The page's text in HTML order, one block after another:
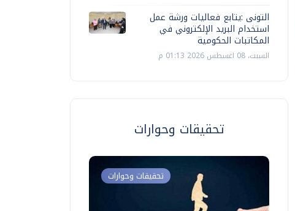
التونى :يتابع فعاليات ورشة عمل
استخدام البريد الإلكتروني في
المكاتبات الحكومية
السبت، 08 اغسطس 2026 01:13 م
تحقيقات وحوارات
تحقيقات وحوارات